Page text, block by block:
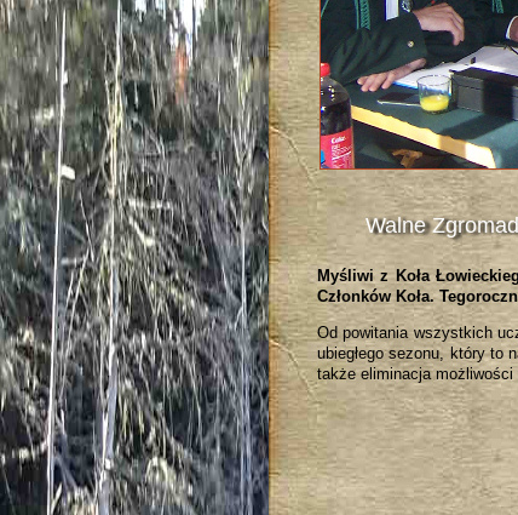
Walne
Myśliwi z Koła
Członków Koła.
Od powitania wszystkich
ubiegłego sezonu, który to
także eliminacja